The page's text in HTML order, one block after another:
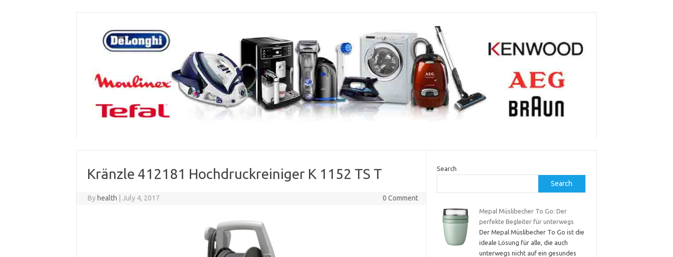
Kränzle 412181 Hochdruckreiniger K 1152 TS T
By health July 4, 2017 0 Comment
Search
Search
Mepal Müslibecher To Go: Der
perfekte Begleiter für unterwegs
Der Mepal Müslibecher To Go ist die
ideale Lösung für alle, die auch
unterwegs nicht auf ein gesundes